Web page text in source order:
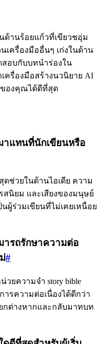
ด้านร้อยแก้วที่เขียวชอุ่ม
เครื่องมืออื่นๆ เก่งในด้าน
สอบกับบทนำร่องใน
ครื่องมือสร้างนวนิยาย AI
ของคุณได้ดีที่สุด
าแทนที่นักเขียนหรือ
ช่วยในด้านไอเดีย ความ
สนิยม และเสียงของมนุษย์
ผู้ร่วมเขียนที่ไม่เคยเหนื่อย
ารถรักษาความต่อ
#
ยความจำ story bible
รความต่อเนื่องได้ดีกว่า
กต่างหากและกลับมาทบท